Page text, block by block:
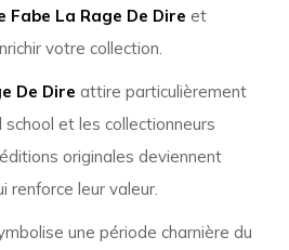
Fabe La Rage De Dire et
votre collection.
De Dire attire particulièrement
et les collectionneurs
originales deviennent
renforce leur valeur.
une période charnière du